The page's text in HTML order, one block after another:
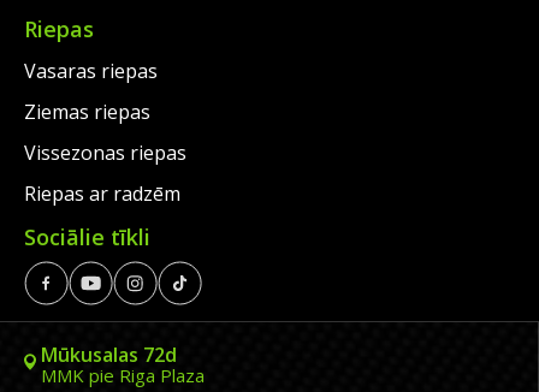
Riepas
Vasaras riepas
Ziemas riepas
Vissezonas riepas
Riepas ar radzēm
Sociālie tīkli
Mūkusalas 72d
MMK pie Riga Plaza